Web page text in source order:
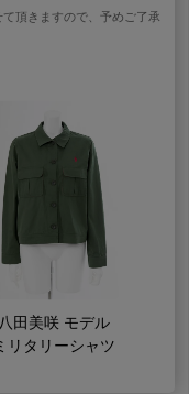
頂きますので、予めご了承
八田美咲 モデル
リタリーシャツ